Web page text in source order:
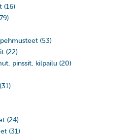
(16)
(53)
(22)
pinssit, kilpailu (20)
(31)
(24)
(31)